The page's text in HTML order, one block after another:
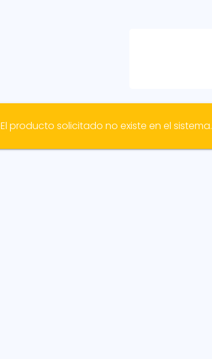
El producto solicitado no existe en el sistema.